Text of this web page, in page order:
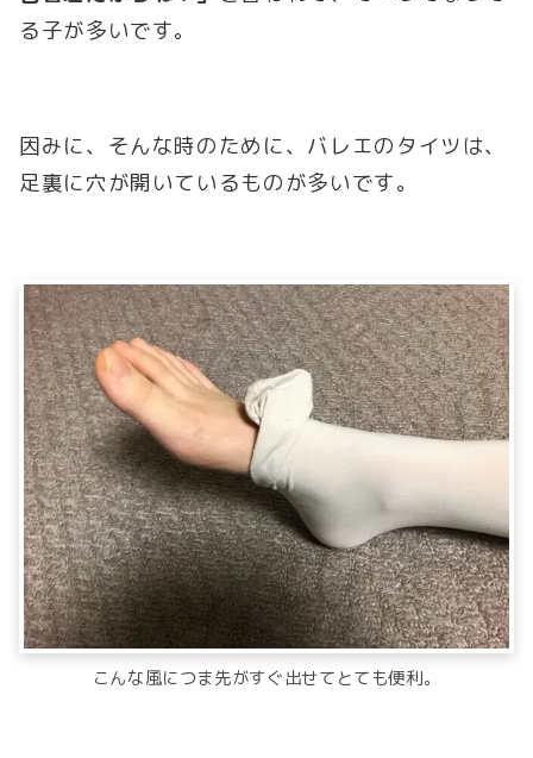
る子が多いです。
因みに、そんな時のために、バレエのタイツは、
足裏に穴が開いているものが多いです。
こんな風につま先がすぐ出せてとても便利。